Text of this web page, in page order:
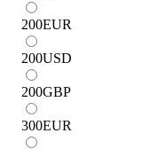
200EUR
200USD
200GBP
300EUR